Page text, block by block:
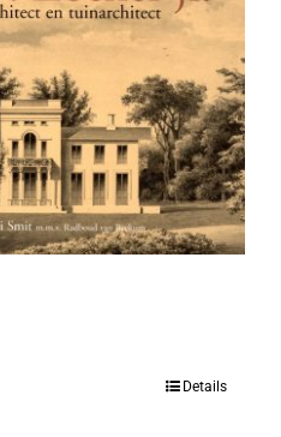
Details